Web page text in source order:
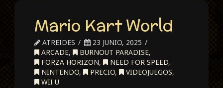
Mario Kart World
ATREIDES
23 JUNIO, 2025
ARCADE, BURNOUT PARADISE,
FORZA HORIZON, NEED FOR SPEED,
NINTENDO, PRECIO, VIDEOJUEGOS,
WII U